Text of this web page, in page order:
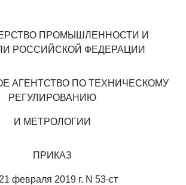
ПРОМЫШЛЕННОСТИ И
РОССИЙСКОЙ ФЕДЕРАЦИИ
АГЕНТСТВО ПО ТЕХНИЧЕСКОМУ
РЕГУЛИРОВАНИЮ
И МЕТРОЛОГИИ
ПРИКАЗ
февраля 2019 г. N 53-ст